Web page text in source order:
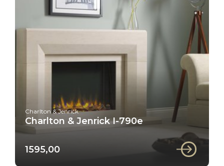
Charlton & Jenrick
Charlton & Jenrick I-790e
1595,00